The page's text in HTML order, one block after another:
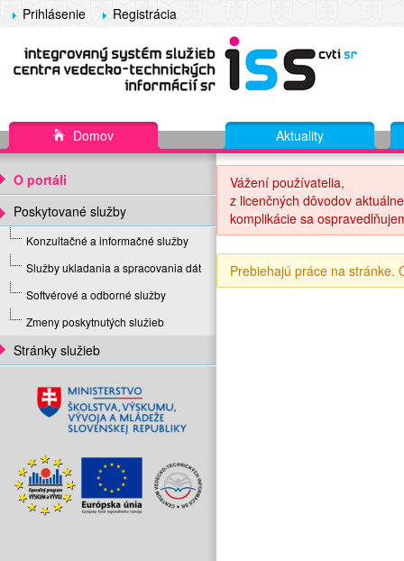
Prihlásenie Registrácia
Domov Aktuality
O portáli
Poskytované služby
Konzultačné a informačné služby
Služby ukladania a spracovania dát
Softvérové a odborné služby
Zmeny poskytnutých služieb
Stránky služieb
Vážení používatelia,
z licenčných dôvodov
komplikácie sa
Prebiehajú práce na stránke.